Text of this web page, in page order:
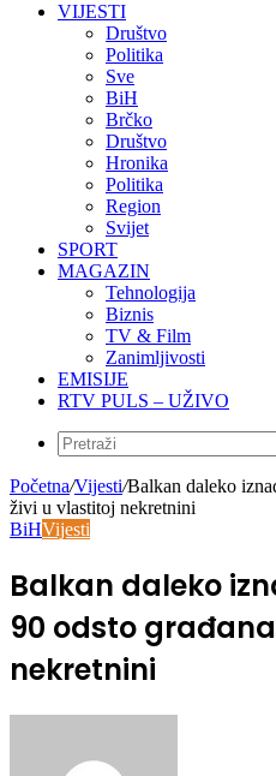
VIJESTI
Društvo
Politika
Sve
BiH
Brčko
Društvo
Hronika
Politika
Region
Svijet
SPORT
MAGAZIN
Tehnologija
Biznis
TV & Film
Zanimljivosti
EMISIJE
RTV PULS – UŽIVO
Početna/Vijesti/Balkan daleko
živi u vlastitoj nekretnini
BiHVijesti
Balkan daleko
90 odsto
nekretnini